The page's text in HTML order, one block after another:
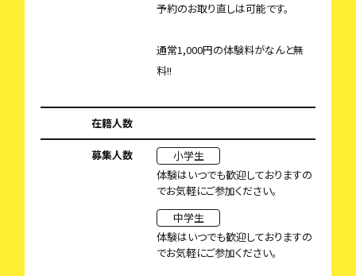
予約のお取り直しは可能です。
通常1,000円の体験料がなんと無
料!!
在籍人数
募集人数
小学生
体験はいつでも歓迎しておりますの
でお気軽にご参加ください。
中学生
体験はいつでも歓迎しておりますの
でお気軽にご参加ください。